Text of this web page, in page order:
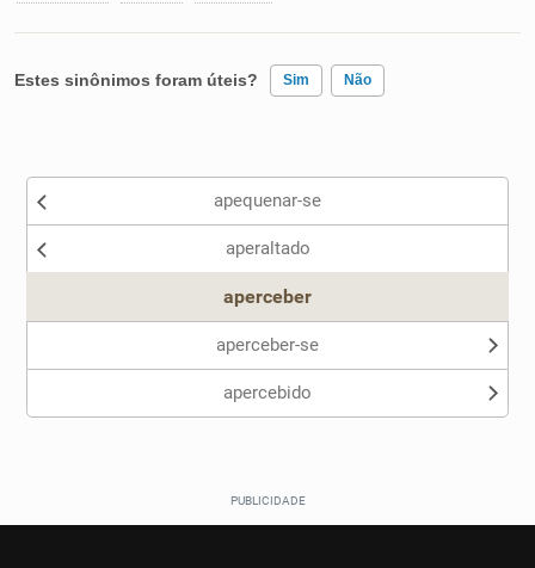
Estes sinônimos foram úteis? Sim Não
Nenhum dos sinônimos apresentados me ajudou
apequenar-se
aperaltado
aperceber
aperceber-se
apercebido